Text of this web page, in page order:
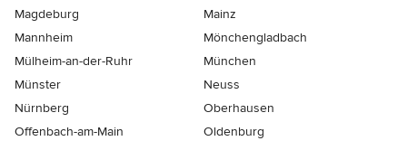
Magdeburg
Mainz
Mannheim
Mönchen­gladbach
Mülheim-an-der-Ruhr
München
Münster
Neuss
Nürnberg
Oberhausen
Offenbach-am-Main
Oldenburg